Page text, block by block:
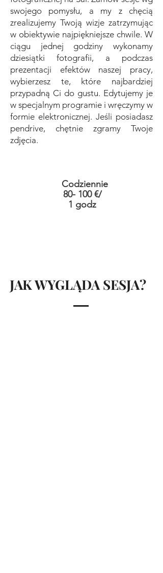
swojego pomysłu, a my z chęcią
zrealizujemy Twoją wizje zatrzymując
w obiektywie najpiękniejsze chwile. W
ciągu jednej godziny wykonamy
dziesiątki fotografii, a podczas
prezentacji efektów naszej pracy,
wybierzesz te, które najbardziej
przypadną Ci do gustu. Edytujemy je
w specjalnym programie i wręczymy w
formie elektronicznej. Jeśli posiadasz
pendrive, chętnie zgramy Twoje
zdjęcia.
Codziennie
80- 100 €/
1 godz
JAK WYGLĄDA SESJA?